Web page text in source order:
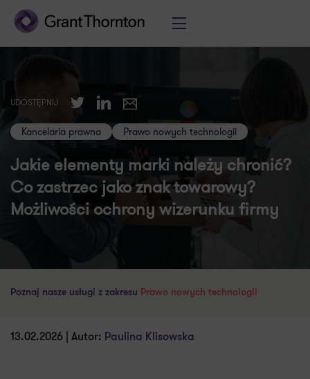
UDOSTĘPNIJ TwitterLinkedIn
E-mail
Kancelaria prawna Prawo nowych technologii
Jakie elementy marki należy chronić?
Co zastrzec jako znak towarowy?
Możliwości ochrony wizerunku firmy
Poznaj nasze usługi z zakresu Prawo nowych technologii
13.02.2026 | Autor: Paulina Klisowska